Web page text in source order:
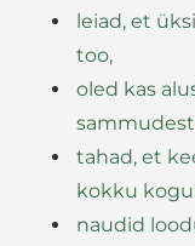
leiad, et
too,
oled kas
tahad, et
kokku
naudid